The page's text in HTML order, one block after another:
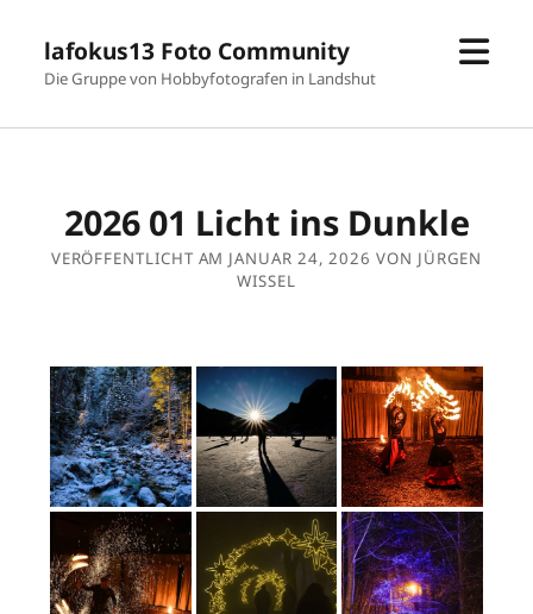
lafokus13 Foto Community
Die Gruppe von Hobbyfotografen in Landshut
2026 01 Licht ins Dunkle
VERÖFFENTLICHT AM JANUAR 24, 2026 VON JÜRGEN
WISSEL